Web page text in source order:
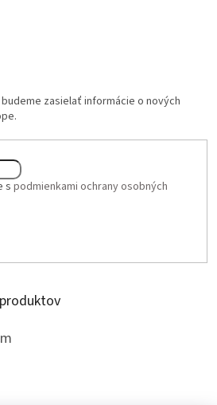
zasielať informácie o nových
s podmienkami ochrany osobných
je 5 z 5 hviezdičiek.